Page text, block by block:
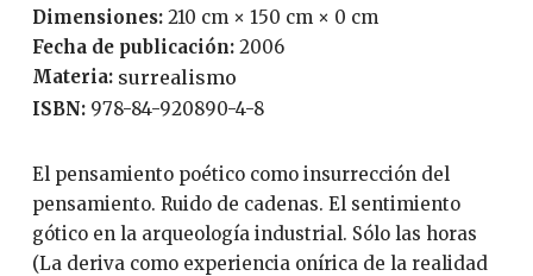
Dimensiones: 210 cm × 150 cm × 0 cm
Fecha de publicación:
2006
Materia: surrealismo
ISBN: 978-84-920890-4-8
El pensamiento poético como insurrección del
pensamiento. Ruido de cadenas. El sentimiento
gótico en la arqueología industrial. Sólo las horas
(La deriva como experiencia onírica de la realidad